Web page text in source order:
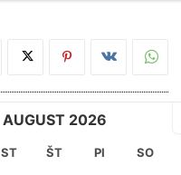
AUGUST 2026
ST ŠT PI SO